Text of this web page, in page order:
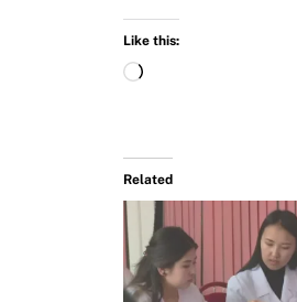
Like this:
Related